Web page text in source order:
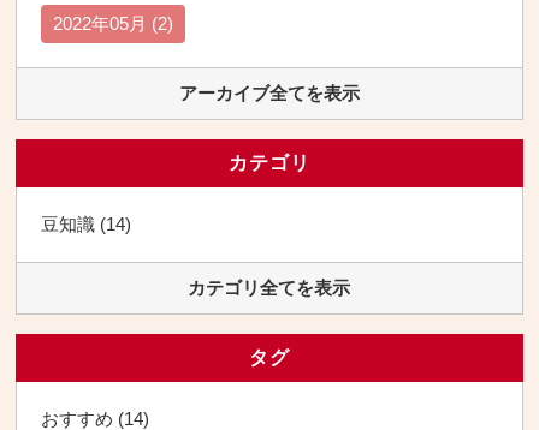
2022年05月 (2)
アーカイブ全てを表示
カテゴリ
豆知識 (14)
カテゴリ全てを表示
タグ
おすすめ (14)